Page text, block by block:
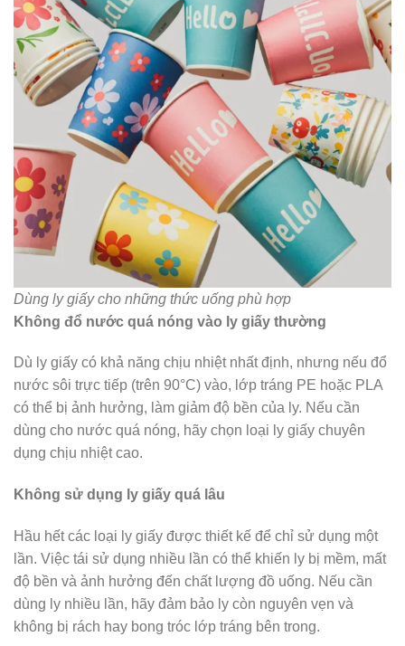
Dùng ly giấy cho những thức uống phù hợp
Không đổ nước quá nóng vào ly giấy thường
Dù ly giấy có khả năng chịu nhiệt nhất định, nhưng nếu đổ
nước sôi trực tiếp (trên 90°C) vào, lớp tráng PE hoặc PLA
có thể bị ảnh hưởng, làm giảm độ bền của ly. Nếu cần
dùng cho nước quá nóng, hãy chọn loại ly giấy chuyên
dụng chịu nhiệt cao.
Không sử dụng ly giấy quá lâu
Hầu hết các loại ly giấy được thiết kế để chỉ sử dụng một
lần. Việc tái sử dụng nhiều lần có thể khiến ly bị mềm, mất
độ bền và ảnh hưởng đến chất lượng đồ uống. Nếu cần
dùng ly nhiều lần, hãy đảm bảo ly còn nguyên vẹn và
không bị rách hay bong tróc lớp tráng bên trong.